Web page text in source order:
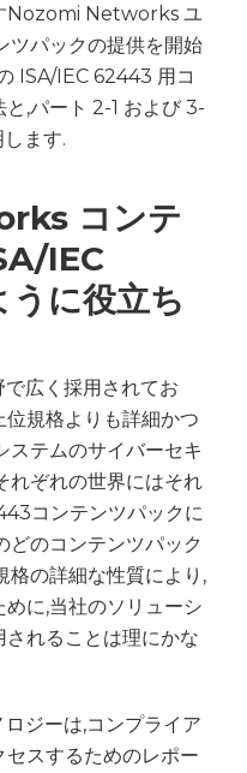
Nozomi Networks ユ
ツパックの提供を開始
ISA/IEC 62443 用コ
,パート 2-1 および 3-
ます.
コンテ
IEC
に役立ち
広く採用されてお
位規格よりも詳細かつ
ステムのサイバーセキ
れぞれの世界にはそれ
コンテンツパックに
どのコンテンツパック
格の詳細な性質により,
に,当社のソリューシ
されることは理にかな
ジーは,コンプライア
スするためのレポー